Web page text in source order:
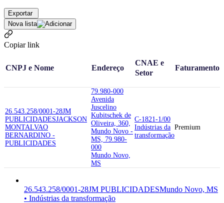
Exportar
Nova lista
Copiar link
CNPJ e Nome Endereço
CNAE e
Setor
Faturamento
26.543.258/0001-28JM
PUBLICIDADESJACKSON
MONTALVAO
BERNARDINO -
PUBLICIDADES
79.980-000
Avenida
Juscelino
Kubitschek de
Oliveira, 360,
Mundo Novo -
MS, 79.980-
000
Mundo Novo,
MS
C-1821-1/00
Indústrias da
transformação
Premium
26.543.258/0001-28JM PUBLICIDADESMundo Novo, MS
• Indústrias da transformação